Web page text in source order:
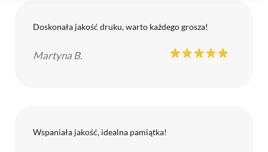
Doskonała jakość druku, warto każdego grosza!
Martyna B.
Wspaniała jakość, idealna pamiątka!